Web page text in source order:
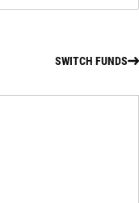
SWITCH FUNDS